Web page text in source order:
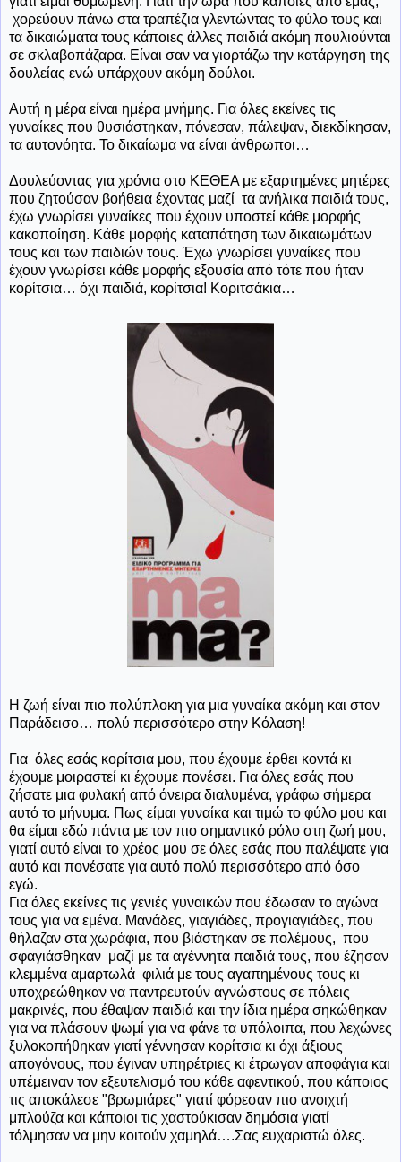
χορεύουν πάνω στα τραπέζια γλεντώντας το φύλο τους και
τα δικαιώματα τους κάποιες άλλες παιδιά ακόμη πουλιούνται
σε σκλαβοπάζαρα. Είναι σαν να γιορτάζω την κατάργηση της
δουλείας ενώ υπάρχουν ακόμη δούλοι.
Αυτή η μέρα είναι ημέρα μνήμης. Για όλες εκείνες τις
γυναίκες που θυσιάστηκαν, πόνεσαν, πάλεψαν, διεκδίκησαν,
τα αυτονόητα. Το δικαίωμα να είναι άνθρωποι…
Δουλεύοντας για χρόνια στο ΚΕΘΕΑ με εξαρτημένες μητέρες
που ζητούσαν βοήθεια έχοντας μαζί τα ανήλικα παιδιά τους,
έχω γνωρίσει γυναίκες που έχουν υποστεί κάθε μορφής
κακοποίηση. Κάθε μορφής καταπάτηση των δικαιωμάτων
τους και των παιδιών τους. Έχω γνωρίσει γυναίκες που
έχουν γνωρίσει κάθε μορφής εξουσία από τότε που ήταν
κορίτσια… όχι παιδιά, κορίτσια! Κοριτσάκια…
Η ζωή είναι πιο πολύπλοκη για μια γυναίκα ακόμη και στον
Παράδεισο… πολύ περισσότερο στην Κόλαση!
Για όλες εσάς κορίτσια μου, που έχουμε έρθει κοντά κι
έχουμε μοιραστεί κι έχουμε πονέσει. Για όλες εσάς που
ζήσατε μια φυλακή από όνειρα διαλυμένα, γράφω σήμερα
αυτό το μήνυμα. Πως είμαι γυναίκα και τιμώ το φύλο μου και
θα είμαι εδώ πάντα με τον πιο σημαντικό ρόλο στη ζωή μου,
γιατί αυτό είναι το χρέος μου σε όλες εσάς που παλέψατε για
αυτό και πονέσατε για αυτό πολύ περισσότερο από όσο
εγώ.
Για όλες εκείνες τις γενιές γυναικών που έδωσαν το αγώνα
τους για να εμένα. Μανάδες, γιαγιάδες, προγιαγιάδες, που
θήλαζαν στα χωράφια, που βιάστηκαν σε πολέμους, που
σφαγιάσθηκαν μαζί με τα αγέννητα παιδιά τους, που έζησαν
κλεμμένα αμαρτωλά φιλιά με τους αγαπημένους τους κι
υποχρεώθηκαν να παντρευτούν αγνώστους σε πόλεις
μακρινές, που έθαψαν παιδιά και την ίδια ημέρα σηκώθηκαν
για να πλάσουν ψωμί για να φάνε τα υπόλοιπα, που λεχώνες
ξυλοκοπήθηκαν γιατί γέννησαν κορίτσια κι όχι άξιους
απογόνους, που έγιναν υπηρέτριες κι έτρωγαν αποφάγια και
υπέμειναν τον εξευτελισμό του κάθε αφεντικού, που κάποιος
τις αποκάλεσε "βρωμιάρες" γιατί φόρεσαν πιο ανοιχτή
μπλούζα και κάποιοι τις χαστούκισαν δημόσια γιατί
τόλμησαν να μην κοιτούν χαμηλά….Σας ευχαριστώ όλες.